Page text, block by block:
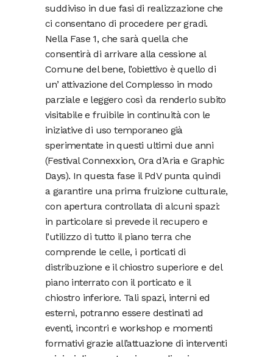
suddiviso in due fasi di realizzazione che
ci consentano di procedere per gradi.
Nella Fase 1, che sarà quella che
consentirà di arrivare alla cessione al
Comune del bene, l’obiettivo è quello di
un’ attivazione del Complesso in modo
parziale e leggero così da renderlo subito
visitabile e fruibile in continuità con le
iniziative di uso temporaneo già
sperimentate in questi ultimi due anni
(Festival Connexxion, Ora d’Aria e Graphic
Days). In questa fase il PdV punta quindi
a garantire una prima fruizione culturale,
con apertura controllata di alcuni spazi:
in particolare si prevede il recupero e
l’utilizzo di tutto il piano terra che
comprende le celle, i porticati di
distribuzione e il chiostro superiore e del
piano interrato con il porticato e il
chiostro inferiore. Tali spazi, interni ed
esterni, potranno essere destinati ad
eventi, incontri e workshop e momenti
formativi grazie all’attuazione di interventi